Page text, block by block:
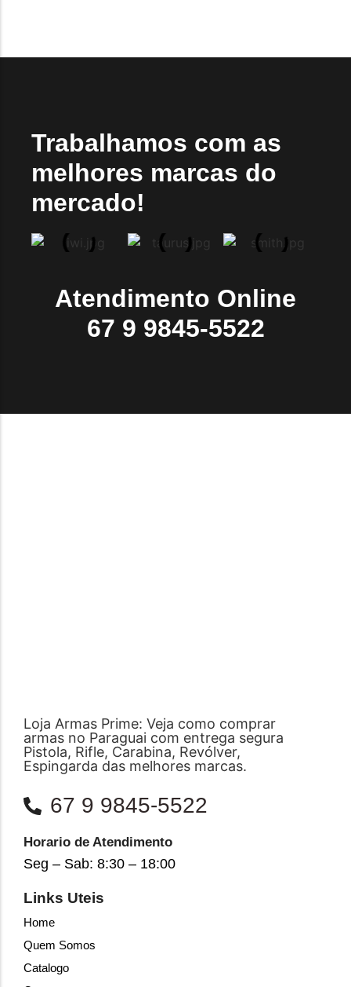
Trabalhamos com as
melhores marcas do
mercado!
Atendimento Online
67 9 9845-5522
Loja Armas Prime: Veja como comprar
armas no Paraguai com entrega segura
Pistola, Rifle, Carabina, Revólver,
Espingarda das melhores marcas.
67 9 9845-5522
Horario de Atendimento
Seg – Sab: 8:30 – 18:00
Links Uteis
Home
Quem Somos
Catalogo